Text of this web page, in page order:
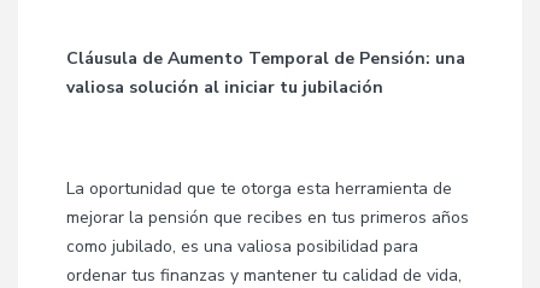
Cláusula de Aumento Temporal de Pensión: una
valiosa solución al iniciar tu jubilación
La oportunidad que te otorga esta herramienta de
mejorar la pensión que recibes en tus primeros años
como jubilado, es una valiosa posibilidad para
ordenar tus finanzas y mantener tu calidad de vida,